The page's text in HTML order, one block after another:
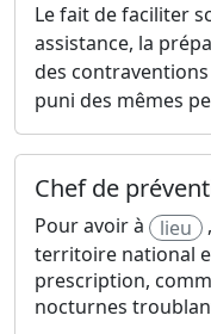
Le fait de faciliter
assistance, la
des
puni des mêmes
Chef de
Pour avoir à lieu
territoire national
prescription,
nocturnes